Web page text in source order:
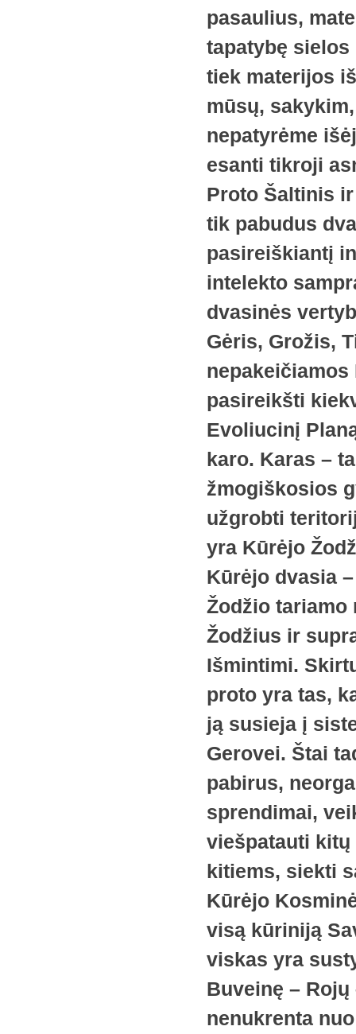
pasaulius,
tapatybę sielos
tiek materijos
mūsų,
nepatyrėme
esanti tikroji
Proto Šaltinis
tik pabudus
pasireiškiantį
intelekto
dvasinės
Gėris, Grožis,
pasireikšti
Evoliucinį
karo. Karas –
žmogiškosios
užgrobti
yra Kūrėjo
Kūrėjo dvasia
Žodžio tariamo
Žodžius ir
Išmintimi.
proto yra tas,
ją susieja į
Gerovei. Štai
pabirus,
sprendimai,
viešpatauti kitų
kitiems, siekti
Kūrėjo
visą kūriniją
viskas yra
Buveinę –
nenukrenta